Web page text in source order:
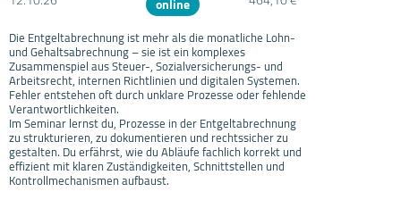
Die Entgeltabrechnung ist mehr als die monatliche Lohn-
und Gehaltsabrechnung – sie ist ein komplexes
Zusammenspiel aus Steuer-, Sozialversicherungs- und
Arbeitsrecht, internen Richtlinien und digitalen Systemen.
Fehler entstehen oft durch unklare Prozesse oder fehlende
Verantwortlichkeiten.
Im Seminar lernst du, Prozesse in der Entgeltabrechnung
zu strukturieren, zu dokumentieren und rechtssicher zu
gestalten. Du erfährst, wie du Abläufe fachlich korrekt und
effizient mit klaren Zuständigkeiten, Schnittstellen und
Kontrollmechanismen aufbaust.